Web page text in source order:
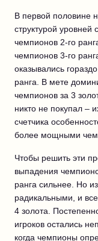
В первой половине
структурой уровней
чемпионов 2-го
чемпионов 3-го
оказывались
ранга. В мете
чемпионов за 3
никто не покупал –
счетчика
более мощными
Чтобы решить эти
выпадения
ранга сильнее. Но
радикальными, и
4 золота.
игроков остались
когда чемпионы